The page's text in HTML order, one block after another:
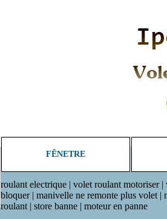
FÊNETRE
roulant electrique | volet roulant motoriser
bloquer | manivelle ne remonte plus volet |
roulant | store banne | moteur en panne